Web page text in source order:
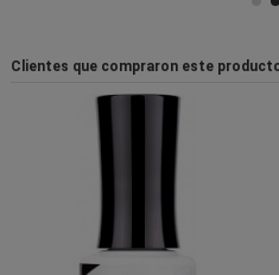
Clientes que compraron este